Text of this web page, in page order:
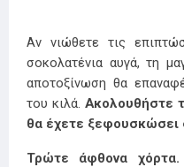
Αν νιώθετε τις
σοκολατένια αυγά, τη
αποτοξίνωση θα
του κιλά. Ακολουθήστε
θα έχετε ξεφουσκώσει
Τρώτε άφθονα χόρτα.